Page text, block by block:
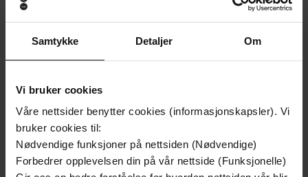
Samtykke Detaljer Om
Vi bruker cookies
Våre nettsider benytter cookies (informasjonskapsler). Vi
bruker cookies til:
Nødvendige funksjoner på nettsiden (Nødvendige)
Forbedrer opplevelsen din på vår nettside (Funksjonelle)
coming of age story from the author of
Okay Days
Forfattere Jenny Mustard
Hammarlund(innleser)